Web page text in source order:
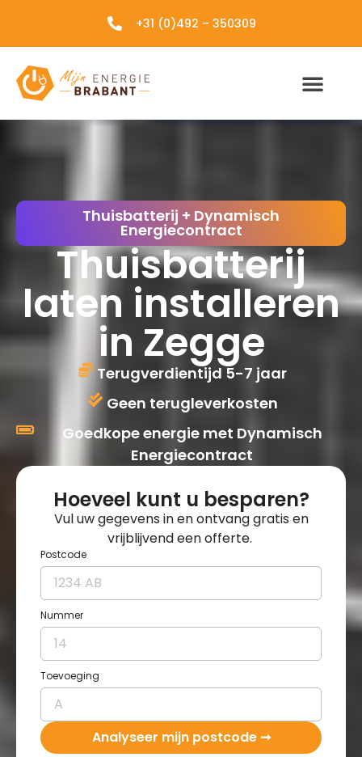
+31 (0)492 – 350309
Thuisbatterij + Dynamisch
Energiecontract
Thuisbatterij
laten installeren
in Zegge
Terugverdientijd 5-7 jaar
Geen terugleverkosten
Goedkope energie met Dynamisch
Energiecontract
Hoeveel kunt u besparen?
Vul uw gegevens in en ontvang gratis en
vrijblijvend een offerte.
Postcode
Nummer
Toevoeging
Analyseer mijn postcode ➞